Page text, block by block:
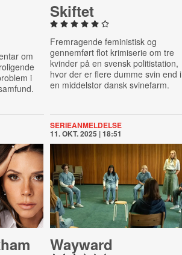
om
i
Skiftet
Fremragende feministisk og
gennemført flot krimiserie om tre
kvinder på en svensk politistation,
hvor der er flere dumme svin end i
en middelstor dansk svinefarm.
SERIEANMELDELSE
11. OKT. 2025 | 18:51
Wayward